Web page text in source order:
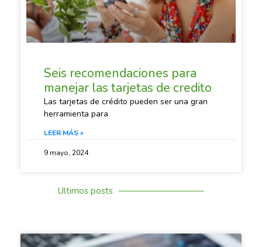
Seis recomendaciones para
manejar las tarjetas de credito
Las tarjetas de crédito pueden ser una gran
herramienta para
LEER MÁS »
9 mayo, 2024
Ultimos posts